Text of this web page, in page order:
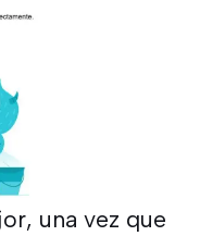
una vez que